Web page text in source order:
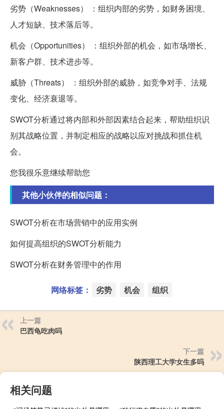
劣势（Weaknesses） ：组织内部的劣势，如财务困境、
人才短缺、技术落后等。
机会（Opportunities） ：组织外部的机会，如市场增长、
新客户群、技术进步等。
威胁（Threats） ：组织外部的威胁，如竞争对手、法规
变化、经济衰退等。
SWOT分析通过将内部和外部因素结合起来，帮助组织识
别其战略位置，并制定相应的战略以应对挑战和抓住机
会。
您我很乐意继续帮助您
其他小伙伴的相似问题：
SWOT分析在市场营销中的应用实例
如何提高组织的SWOT分析能力
SWOT分析在财务管理中的作用
网络标签： 劣势 机会 组织
上一篇
巴西龟吃肉吗
下一篇
陕西理工大学女生多吗
相关问题